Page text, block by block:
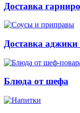
Доставка
Доставка аджики
Блюда от шефа